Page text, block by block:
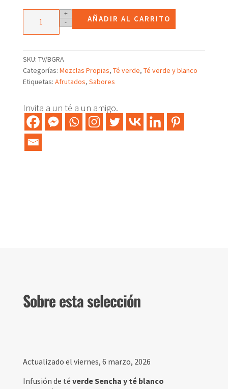
té
verde
y
té
blanco
cantidad
+
-
AÑADIR AL CARRITO
SKU: TV/BGRA
Categorías: Mezclas Propias, Té verde, Té verde y blanco
Etiquetas: Afrutados, Sabores
Invita a un té a un amigo.
Sobre esta selección
Actualizado el viernes, 6 marzo, 2026
Infusión de té verde Sencha y té blanco